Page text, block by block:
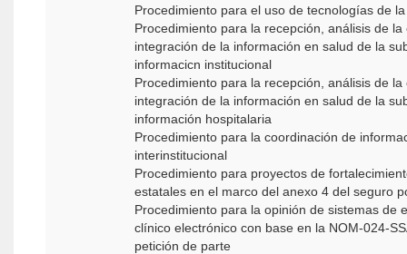
Procedimiento para el uso de tecnologías de
Procedimiento para la recepción, análisis de la
integración de la información en salud de la
informacicn institucional
Procedimiento para la recepción, análisis de la
integración de la información en salud de la
información hospitalaria
Procedimiento para la coordinación de
interinstitucional
Procedimiento para proyectos de
estatales en el marco del anexo 4 del seguro
Procedimiento para la opinión de sistemas de
clínico electrónico con base en la NOM-024-
petición de parte